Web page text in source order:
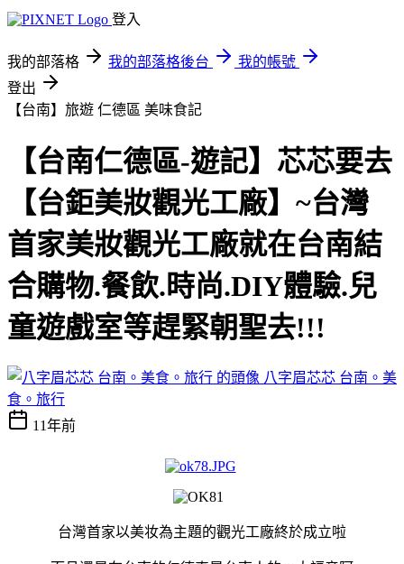
登入
我的部落格 我的部落格後台
我的帳號
登出
【台南】旅遊 仁德區 美味食記
【台南仁德區-遊記】芯芯要去
【台鉅美妝觀光工廠】~台灣
首家美妝觀光工廠就在台南結
合購物.餐飲.時尚.DIY體驗.兒
童遊戲室等趕緊朝聖去!!!
八字眉芯芯 台南。美
食。旅行
11年前
台灣首家以美妆為主題的觀光工廠終於成立啦